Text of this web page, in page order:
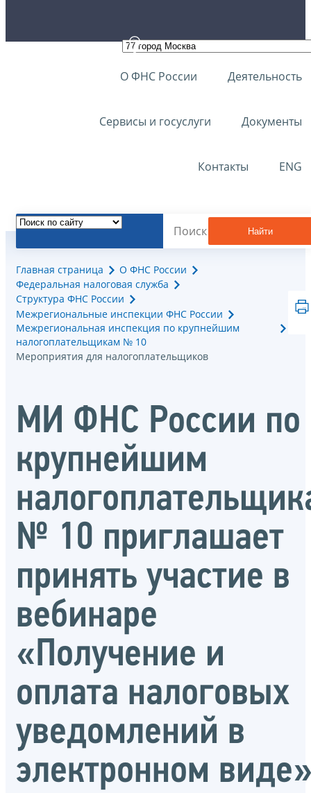
О ФНС России Деятельность
Сервисы и госуслуги Документы
Контакты ENG
Найти
Главная страница
О ФНС России
Федеральная налоговая служба
Структура ФНС России
Межрегиональные инспекции ФНС России
Межрегиональная инспекция по крупнейшим
налогоплательщикам № 10
Мероприятия для налогоплательщиков
МИ ФНС России по
крупнейшим
№ 10 приглашает
принять участие в
вебинаре
«Получение и
оплата налоговых
уведомлений в
электронном